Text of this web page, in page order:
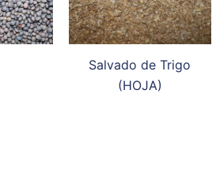
Salvado de Trigo
(HOJA)